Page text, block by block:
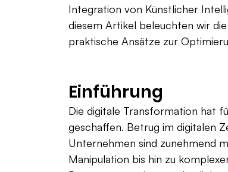
Integration von Künstlicher
diesem Artikel beleuchten wir
praktische Ansätze zur
Einführung
Die digitale Transformation hat
geschaffen. Betrug im digitalen
Unternehmen sind zunehmend
Manipulation bis hin zu